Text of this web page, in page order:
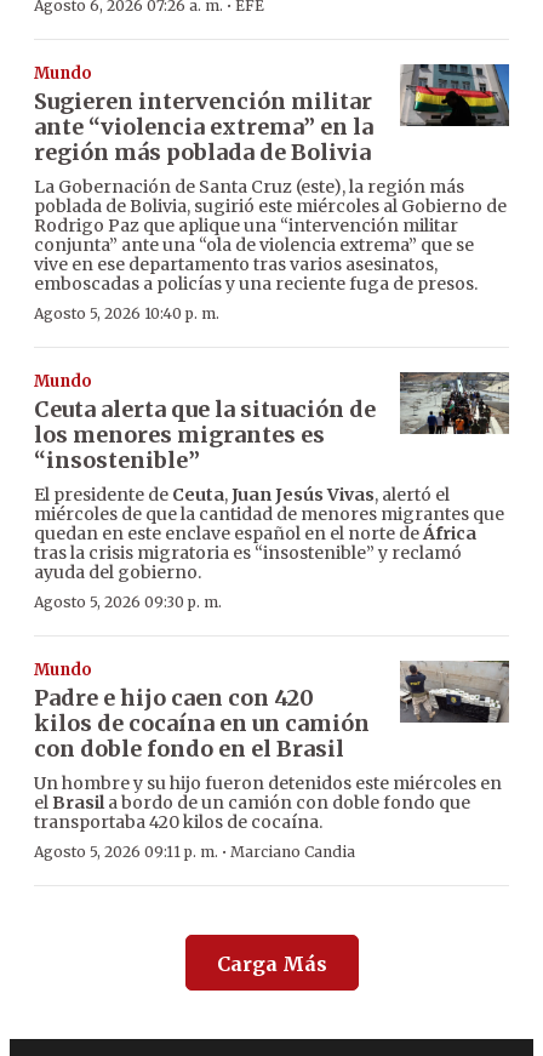
Agosto 6, 2026 07:26 a. m. · EFE
Mundo
Sugieren intervención militar
ante “violencia extrema” en la
región más poblada de Bolivia
La Gobernación de Santa Cruz (este), la región más
poblada de Bolivia, sugirió este miércoles al Gobierno de
Rodrigo Paz que aplique una “intervención militar
conjunta” ante una “ola de violencia extrema” que se
vive en ese departamento tras varios asesinatos,
emboscadas a policías y una reciente fuga de presos.
Agosto 5, 2026 10:40 p. m.
Mundo
Ceuta alerta que la situación de
los menores migrantes es
“insostenible”
El presidente de Ceuta,Juan Jesús Vivas, alertó el
miércoles de que la cantidad de menores migrantes que
quedan en este enclave español en el norte deÁfrica
tras la crisis migratoria es “insostenible” y reclamó
ayuda del gobierno.
Agosto 5, 2026 09:30 p. m.
Mundo
Padre e hijo caen con 420
kilos de cocaína en un camión
con doble fondo en el Brasil
Un hombre y su hijo fueron detenidos este miércoles en
el Brasila bordo de un camión con doble fondo que
transportaba 420 kilos de cocaína.
Agosto 5, 2026 09:11 p. m. · Marciano Candia
Carga Más